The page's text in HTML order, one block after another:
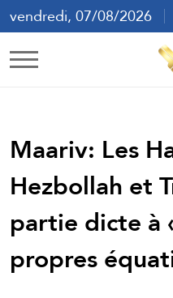
vendredi, 07/08/2026
Maariv: Les
Hezbollah et
partie dicte à
propres